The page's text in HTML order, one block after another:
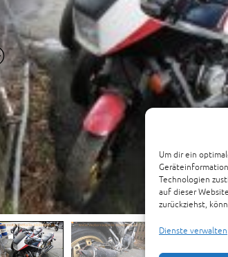
Um dir ein
Technologien
auf dieser
zurückziehst,
Dienste verwalten